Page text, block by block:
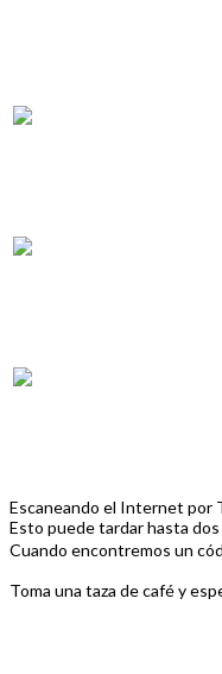
Escaneando el Internet por
Esto puede tardar hasta
Cuando encontremos un
Toma una taza de café y